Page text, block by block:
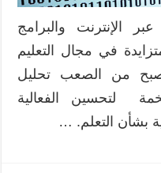
الإنترنت والبرامج
في مجال التعليم
من الصعب تحليل
لتحسين الفعالية
بشأن التعلم. …